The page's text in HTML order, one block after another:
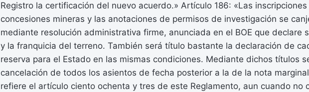
Registro la certificación del nuevo acuerdo.» Artículo 186: «Las inscripciones
concesiones mineras y las anotaciones de permisos de investigación se
mediante resolución administrativa firme, anunciada en el BOE que declare
y la franquicia del terreno. También será título bastante la declaración de
reserva para el Estado en las mismas condiciones. Mediante dichos títulos
cancelación de todos los asientos de fecha posterior a la de la nota
refiere el artículo ciento ochenta y tres de este Reglamento, aun cuando no